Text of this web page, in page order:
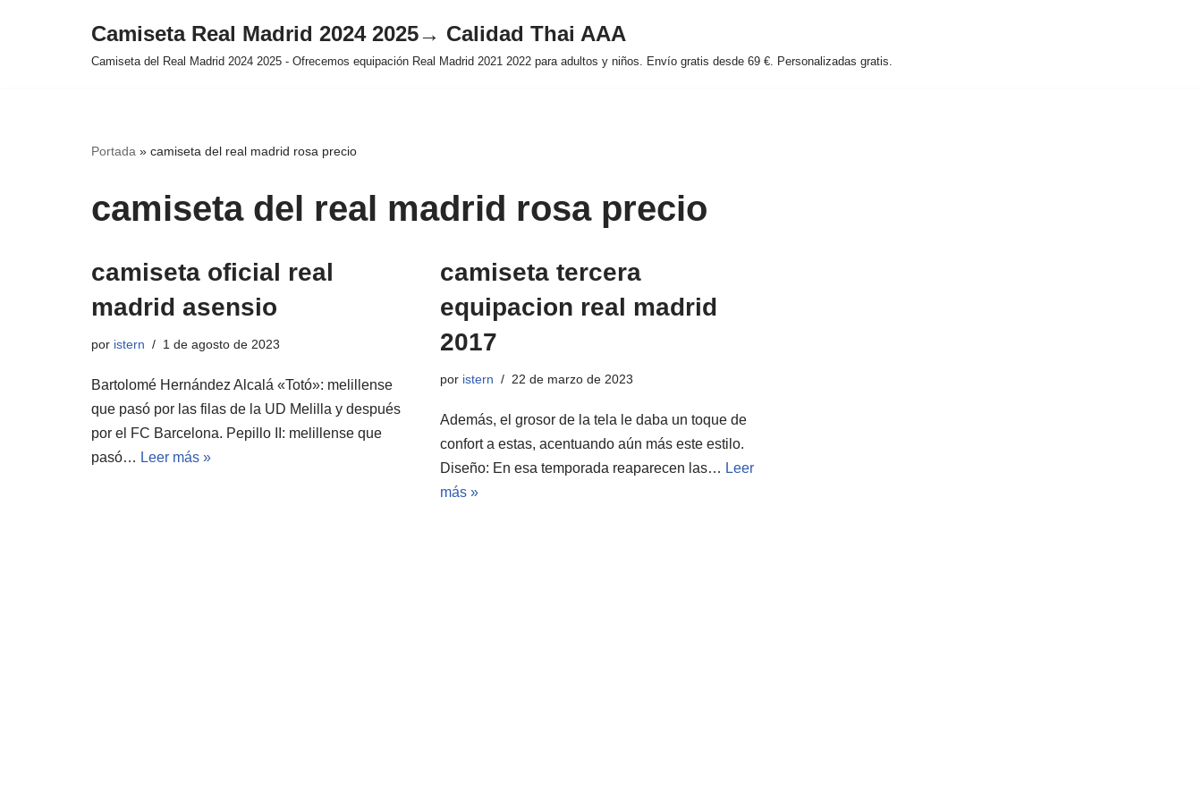
Camiseta Real Madrid 2024 2025→ Calidad Thai AAA
Camiseta del Real Madrid 2024 2025 - Ofrecemos equipación Real Madrid 2021 2022 para adultos y niños. Envío gratis desde 69 €. Personalizadas gratis.
Portada » camiseta del real madrid rosa precio
camiseta del real madrid rosa precio
camiseta oficial real
madrid asensio
por istern 1 de agosto de 2023
Bartolomé Hernández Alcalá «Totó»: melillense
que pasó por las filas de la UD Melilla y después
por el FC Barcelona. Pepillo II: melillense que
pasó… Leer más »
camiseta tercera
equipacion real madrid
2017
por istern 22 de marzo de 2023
Además, el grosor de la tela le daba un toque de
confort a estas, acentuando aún más este estilo.
Diseño: En esa temporada reaparecen las… Leer
más »